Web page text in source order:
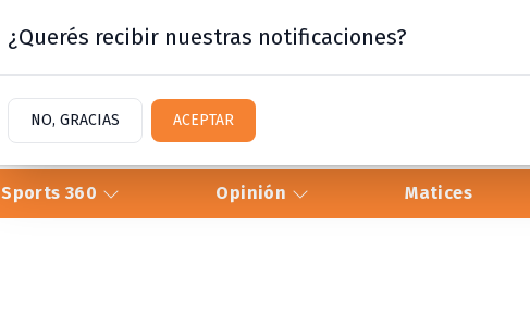
Sports 360 Opinión Matices
¿Querés recibir nuestras notificaciones?
NO, GRACIAS ACEPTAR